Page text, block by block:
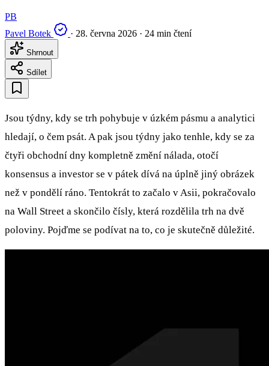
PB
Pavel Botek
· 28. června 2026 · 24 min čtení
Shrnout
Sdílet
Jsou týdny, kdy se trh pohybuje v úzkém pásmu a analytici
hledají, o čem psát. A pak jsou týdny jako tenhle, kdy se za
čtyři obchodní dny kompletně změní nálada, otočí
konsensus a investor se v pátek dívá na úplně jiný obrázek
než v pondělí ráno. Tentokrát to začalo v Asii, pokračovalo
na Wall Street a skončilo čísly, která rozdělila trh na dvě
poloviny. Pojďme se podívat na to, co je skutečně důležité.